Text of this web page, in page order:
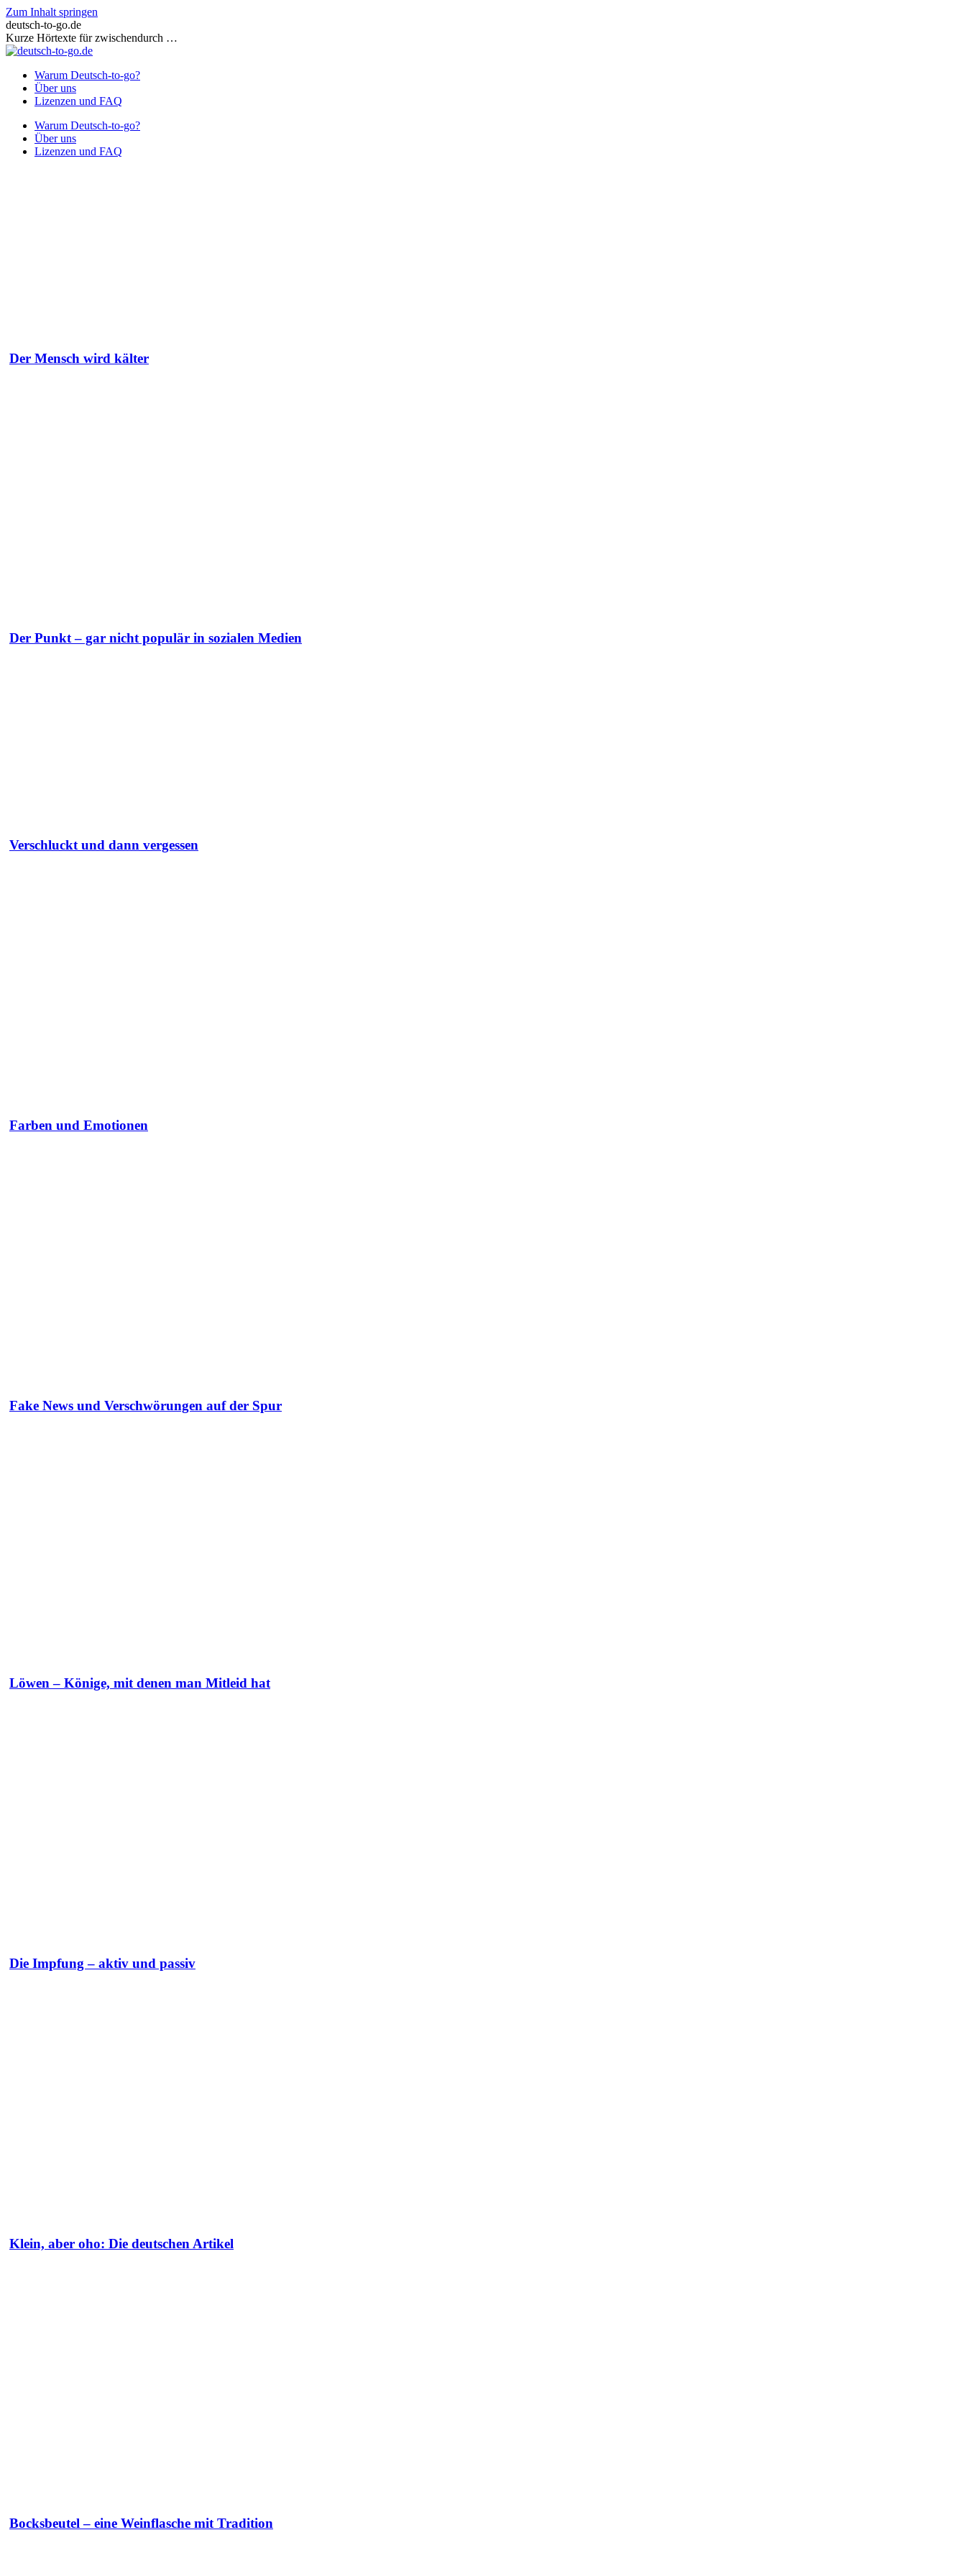
Zum Inhalt springen
deutsch-to-go.de
Kurze Hörtexte für zwischendurch …
Warum Deutsch-to-go?
Über uns
Lizenzen und FAQ
Warum Deutsch-to-go?
Über uns
Lizenzen und FAQ
Der Mensch wird kälter
Der Punkt – gar nicht populär in sozialen Medien
Verschluckt und dann vergessen
Farben und Emotionen
Fake News und Verschwörungen auf der Spur
Löwen – Könige, mit denen man Mitleid hat
Die Impfung – aktiv und passiv
Klein, aber oho: Die deutschen Artikel
Bocksbeutel – eine Weinflasche mit Tradition